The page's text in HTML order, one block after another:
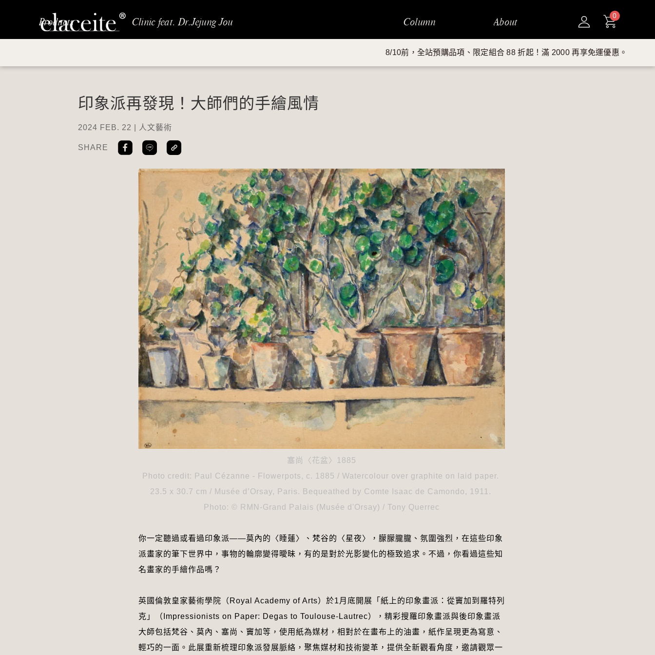
Products Clinic feat. Dr.Jejung Jou Column About
0
8/10前，全站預購品項、限定組合 88 折起！滿 2000 再享免運優惠。
印象派再發現！大師們的手繪風情
2024 FEB. 22 | 人文藝術
SHARE
塞尚〈花盆〉1885
Photo credit: Paul Cézanne - Flowerpots, c. 1885 / Watercolour over graphite on laid paper.
23.5 x 30.7 cm / Musée d’Orsay, Paris. Bequeathed by Comte Isaac de Camondo, 1911.
Photo: © RMN-Grand Palais (Musée d'Orsay) / Tony Querrec
你一定聽過或看過印象派——莫內的〈睡蓮〉、梵谷的〈星夜〉，朦朦朧朧、氛圍強烈，在這些印象
派畫家的筆下世界中，事物的輪廓變得曖昧，有的是對於光影變化的極致追求。不過，你看過這些知
名畫家的手繪作品嗎？
英國倫敦皇家藝術學院（Royal Academy of Arts）於1月底開展「紙上的印象畫派：從竇加到羅特列
克」（Impressionists on Paper: Degas to Toulouse-Lautrec），精彩搜羅印象畫派與後印象畫派
大師包括梵谷、莫內、塞尚、竇加等，使用紙為媒材，相對於在畫布上的油畫，紙作呈現更為寫意、
輕巧的一面。此展重新梳理印象派發展脈絡，聚焦媒材和技術變革，提供全新觀看角度，邀請觀眾一